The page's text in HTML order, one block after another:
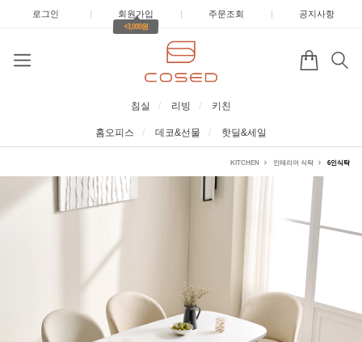
로그인 | 회원가입 |
+3,000원
주문조회 | 공지사항
침실 리빙 키친
홈오피스 데코&선물 핫딜&세일
KITCHEN 인테리어 식탁 6인식탁